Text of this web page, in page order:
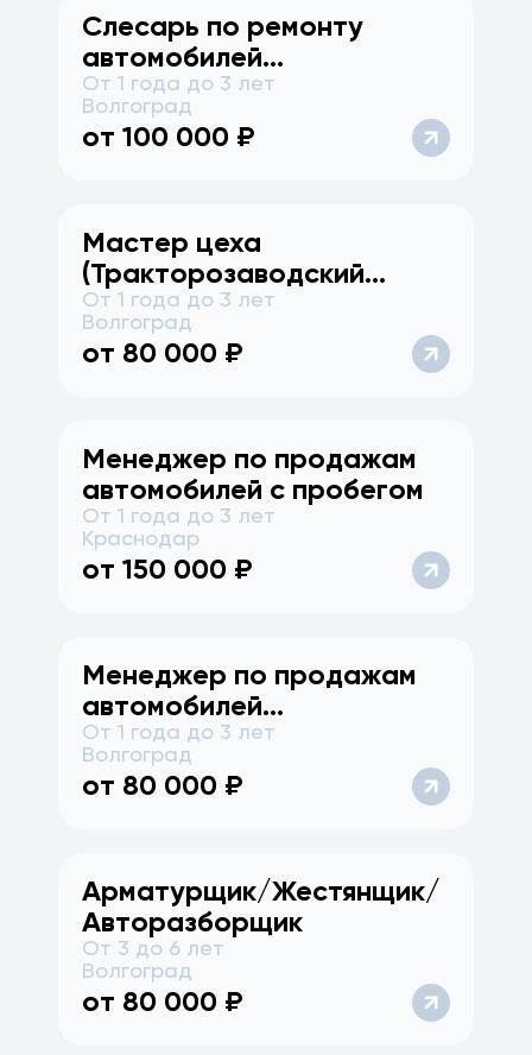
Слесарь по ремонту
автомобилей
Тракторозаводской р-н
От 1 года до 3 лет
Волгоград
от 100 000 ₽
Мастер цеха
(Тракторозаводский
район)
От 1 года до 3 лет
Волгоград
от 80 000 ₽
Менеджер по продажам
автомобилей с пробегом
От 1 года до 3 лет
Краснодар
от 150 000 ₽
Менеджер по продажам
автомобилей
(Тракторозаводский р-н)
От 1 года до 3 лет
Волгоград
от 80 000 ₽
Арматурщик/Жестянщик/
Авторазборщик
От 3 до 6 лет
Волгоград
от 80 000 ₽